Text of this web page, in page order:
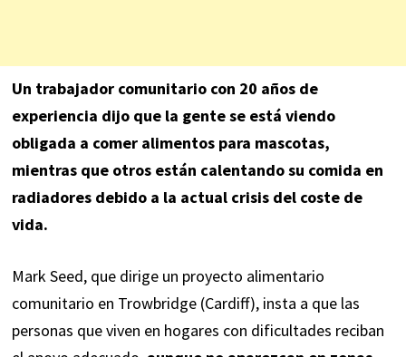
Un trabajador comunitario con 20 años de
experiencia dijo que la gente se está viendo
obligada a comer alimentos para mascotas,
mientras que otros están calentando su comida en
radiadores debido a la actual crisis del coste de
vida.
Mark Seed, que dirige un proyecto alimentario
comunitario en Trowbridge (Cardiff), insta a que las
personas que viven en hogares con dificultades reciban